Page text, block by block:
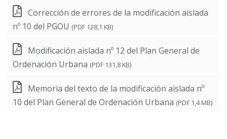
Corrección de errores de la modificación aislada
nº 10 del PGOU (PDF 128,1 KB)
Modificación aislada nº 12 del Plan General de
Ordenación Urbana (PDF 131,8 KB)
Memoria del texto de la modificación aislada nº
10 del Plan General de Ordenación Urbana (PDF 1,4 MB)